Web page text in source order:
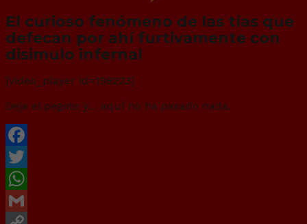
El curioso fenómeno de las tías que
defecan por ahí furtivamente con
disimulo infernal
[video_player id=198223]
Deja el pegote y… aquí no ha pasado nada.
Facebook
Twitter
WhatsApp